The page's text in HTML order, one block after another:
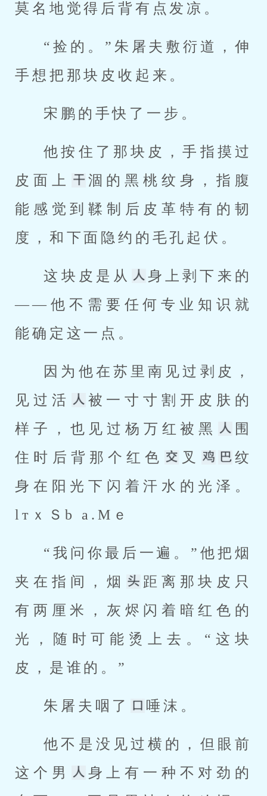
莫名地觉得后背有点发凉。
“捡的。”朱屠夫敷衍道，伸
手想把那块皮收起来。
宋鹏的手快了一步。
他按住了那块皮，手指摸过
皮面上
涸的黑桃纹身，指腹
能感觉到鞣制后皮革特有的韧
度，和下面隐约的毛孔起伏。
这块皮是从
身上剥下来的
——他不需要任何专业知识就
能确定这一点。
因为他在苏里南见过剥皮，
见过活
被一寸寸割开皮肤的
样子，也见过杨万红被黑
围
住时后背那个红色
叉
纹
身在阳光下闪着汗水的光泽。
lтｘＳb a.Mｅ
“我问你最后一遍。”他把烟
夹在指间，烟
距离那块皮只
有两厘米，灰烬闪着暗红色的
光，随时可能烫上去。“这块
皮，是谁的。”
朱屠夫咽了 唾沫。
他不是没见过横的，但眼前
这个男
身上有一种不对劲的